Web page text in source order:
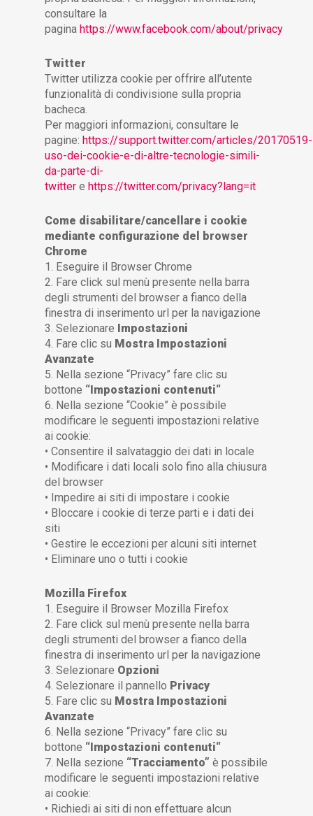
consultare la
pagina https://www.facebook.com/about/privacy
Twitter
Twitter utilizza cookie per offrire all’utente
funzionalità di condivisione sulla propria
bacheca.
Per maggiori informazioni, consultare le
pagine: https://support.twitter.com/articles/20170519-
uso-dei-cookie-e-di-altre-tecnologie-simili-
da-parte-di-
twitter e https://twitter.com/privacy?lang=it
Come disabilitare/cancellare i cookie
mediante configurazione del browser
Chrome
1. Eseguire il Browser Chrome
2. Fare click sul menù presente nella barra
degli strumenti del browser a fianco della
finestra di inserimento url per la navigazione
3. Selezionare Impostazioni
4. Fare clic su Mostra Impostazioni
Avanzate
5. Nella sezione “Privacy” fare clic su
bottone “Impostazioni contenuti“
6. Nella sezione “Cookie” è possibile
modificare le seguenti impostazioni relative
ai cookie:
• Consentire il salvataggio dei dati in locale
• Modificare i dati locali solo fino alla chiusura
del browser
• Impedire ai siti di impostare i cookie
• Bloccare i cookie di terze parti e i dati dei
siti
• Gestire le eccezioni per alcuni siti internet
• Eliminare uno o tutti i cookie
Mozilla Firefox
1. Eseguire il Browser Mozilla Firefox
2. Fare click sul menù presente nella barra
degli strumenti del browser a fianco della
finestra di inserimento url per la navigazione
3. Selezionare Opzioni
4. Selezionare il pannello Privacy
5. Fare clic su Mostra Impostazioni
Avanzate
6. Nella sezione “Privacy” fare clic su
bottone “Impostazioni contenuti“
7. Nella sezione “Tracciamento” è possibile
modificare le seguenti impostazioni relative
ai cookie:
• Richiedi ai siti di non effettuare alcun